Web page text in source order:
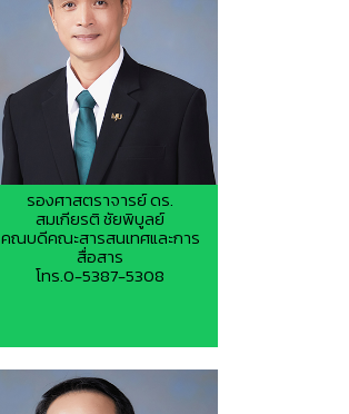
รองศาสตราจารย์ ดร.
สมเกียรติ ชัยพิบูลย์
คณบดีคณะสารสนเทศและการ
สื่อสาร
โทร.0-5387-5308